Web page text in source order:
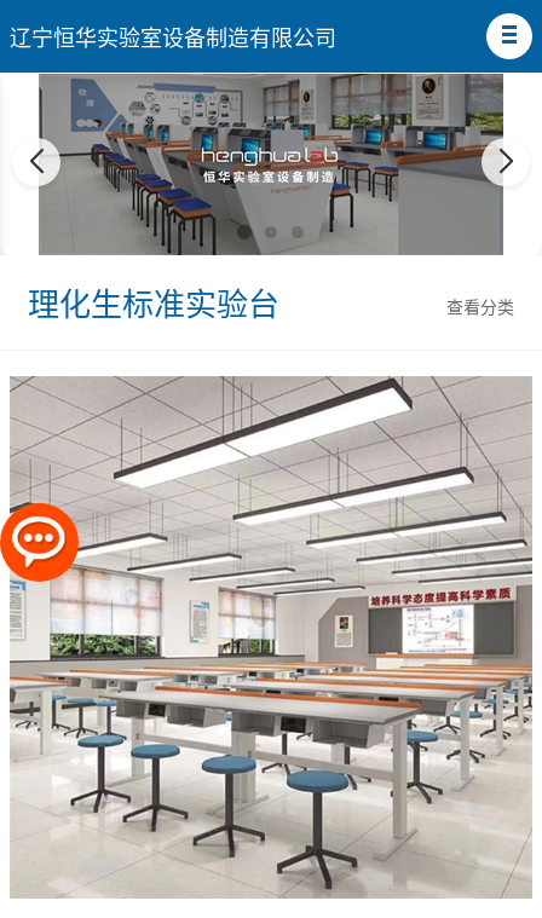
辽宁恒华实验室设备制造有限公司
查看分类
理化生标准实验台